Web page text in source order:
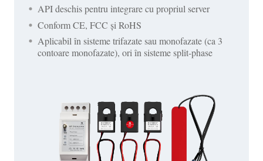
API deschis pentru integrare cu propriul server
Conform CE, FCC și RoHS
Aplicabil în sisteme trifazate sau monofazate (ca 3
contoare monofazate), ori în sisteme split-phase